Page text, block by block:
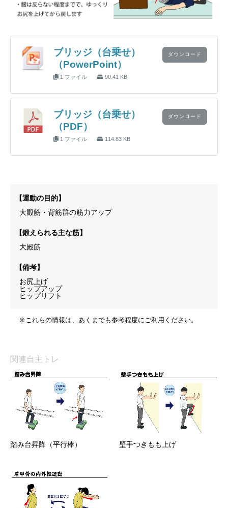
ブリッジ（台乗せ）
（PowerPoint）
1 ファイル 90.41 KB
ダウンロード
ブリッジ（台乗せ）
（PDF）
1 ファイル 114.83 KB
ダウンロード
【運動の目的】
大殿筋・背筋群の筋力アップ
【鍛えられる主な筋】
大殿筋
【備考】
お尻上げ
ヒップアップ
ヒップリフト
※これらの情報は、あくまでも参考程度にご利用ください。
関連自主トレ
踏み台昇降（平行棒） 壁手つきもも上げ